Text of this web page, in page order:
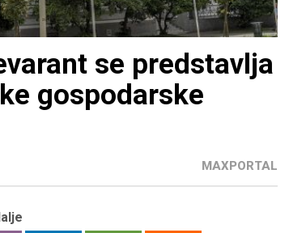
se predstavlja
gospodarske
MAXPORTAL